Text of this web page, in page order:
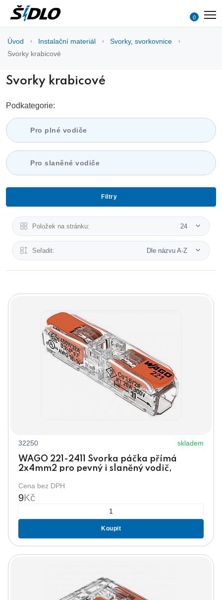
0
Úvod Instalační materiál
Svorky, svorkovnice
Svorky krabicové
Svorky krabicové
Podkategorie:
Pro plné vodiče
Pro slaněné vodiče
Filtry
Položek na stránku: 24
Seřadit: Dle názvu A-Z
32250 skladem
WAGO 221-2411 Svorka páčka přímá
2x4mm2 pro pevný i slaněný vodič,
Cena bez DPH
9Kč
Koupit